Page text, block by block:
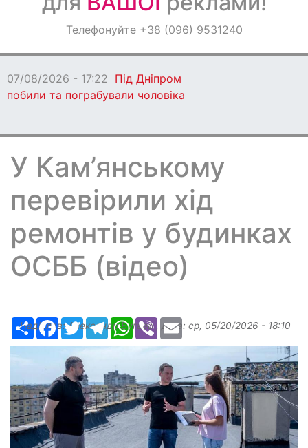
ОголошенняТелефонуйте +38 (096) 9531240
07/08/2026 - 17:22 Під Дніпром
побили та пограбували чоловіка
У Кам’янському
перевірили хід
ремонтів у будинках
ОСББ (відео)
РесурсFacebook
TwitterTelegramWhatsApp
ViberEmail
Надіслав:Александр Бугаев, дата: ср, 05/20/2026 - 18:10